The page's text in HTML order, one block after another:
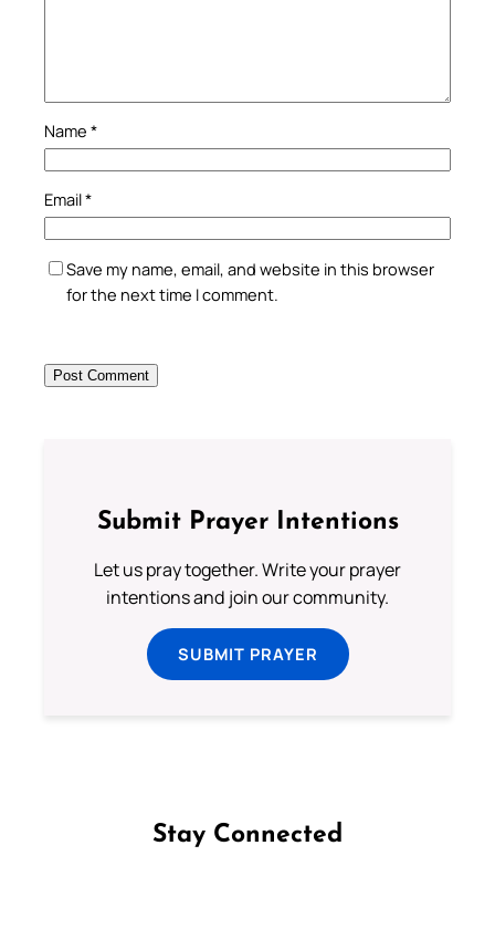
Name *
Email*
Save my name, email, and website in this browser
for the next time I comment.
Submit Prayer Intentions
Let us pray together. Write your prayer
intentions and join our community.
SUBMIT PRAYER
Stay Connected